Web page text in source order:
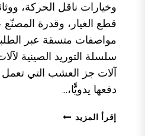
وخيارات ناقل الحركة،
قطع الغيار، وقدرة
مواصفات متسقة عبر
سلسلة التوريد الصينية
آلات جز العشب التي تعمل
دفعها يدويًّا،...
إقرأ المزيد أفضل